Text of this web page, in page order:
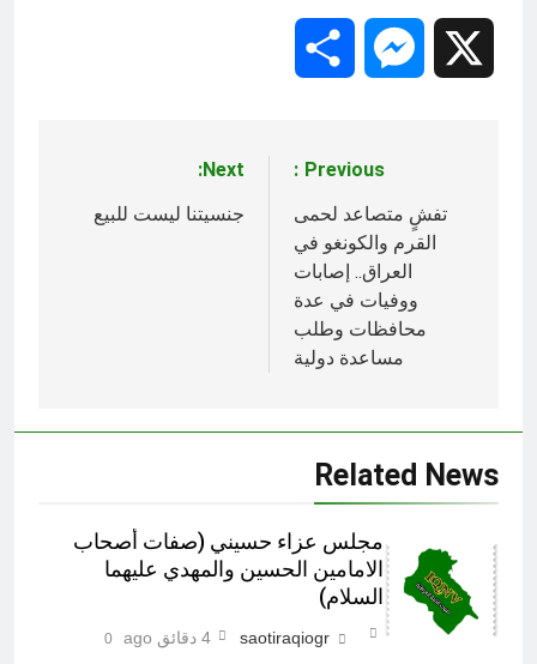
Messenger
المقالات
Previous:
تفشٍ متصاعد لحمى
القرم والكونغو في
العراق.. إصابات
ووفيات في عدة
محافظات وطلب
مساعدة دولية
Next:
جنسيتنا ليست للبيع
Related News
مجلس عزاء حسيني (صفات أصحاب
الامامين الحسين والمهدي عليهما
السلام)
saotiraqiogr 4 دقائق ago 0